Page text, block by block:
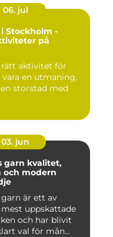
06. jul
Stockholm -
på
aktivitet för
vara en utmaning,
storstad med
03. jun
kvalitet,
och modern
garn är ett av
uppskattade
och har blivit
val för mån...